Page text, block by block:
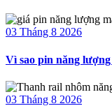
03 Tháng 8 2026
Vì sao pin năng
03 Tháng 8 2026